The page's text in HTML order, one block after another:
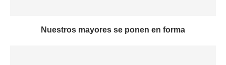
Nuestros mayores se ponen en forma